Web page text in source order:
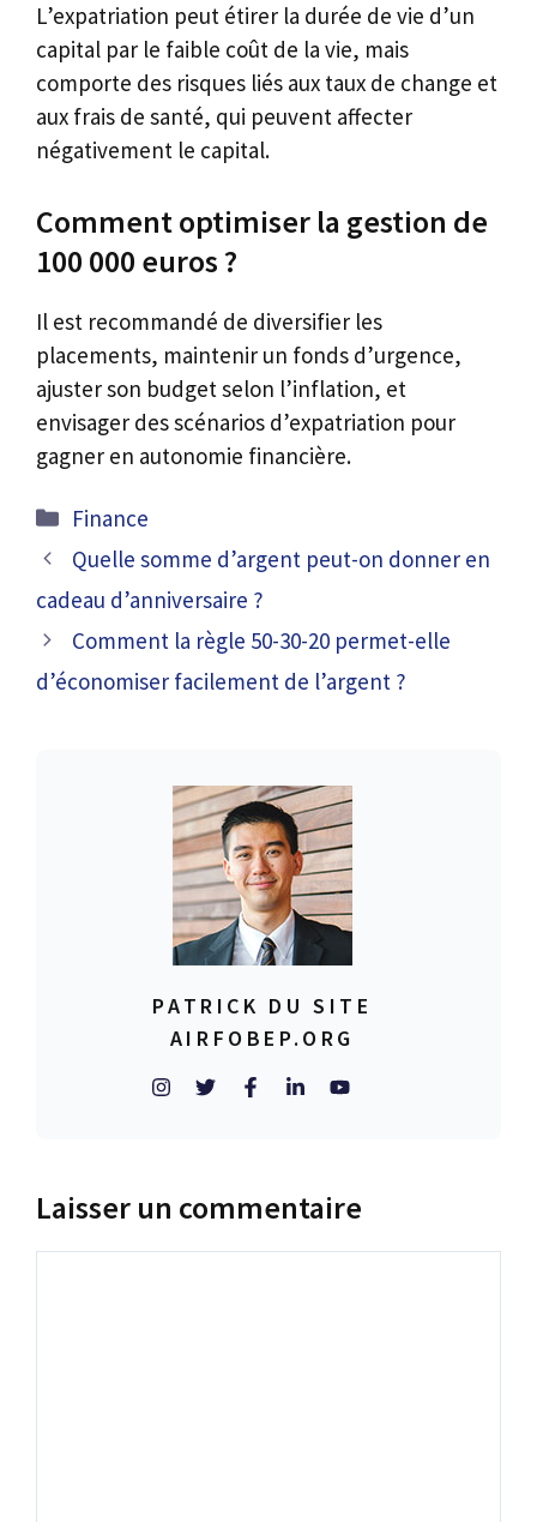
L’expatriation peut étirer la durée de vie d’un
capital par le faible coût de la vie, mais
comporte des risques liés aux taux de change et
aux frais de santé, qui peuvent affecter
négativement le capital.
Comment optimiser la gestion de
100 000 euros ?
Il est recommandé de diversifier les
placements, maintenir un fonds d’urgence,
ajuster son budget selon l’inflation, et
envisager des scénarios d’expatriation pour
gagner en autonomie financière.
Catégories
Finance
Quelle somme d’argent peut-on donner en
cadeau d’anniversaire ?
Comment la règle 50-30-20 permet-elle
d’économiser facilement de l’argent ?
PATRICK DU SITE
AIRFOBEP.ORG
Laisser un commentaire